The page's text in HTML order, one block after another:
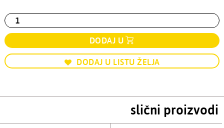
DODAJ U
DODAJ U LISTU ŽELJA
slični proizvodi